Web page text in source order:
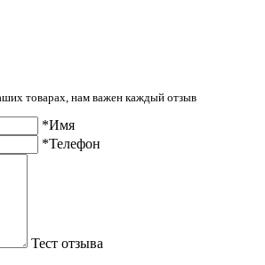
товарах, нам важен каждый отзыв
*Имя
*Телефон
Тест отзыва